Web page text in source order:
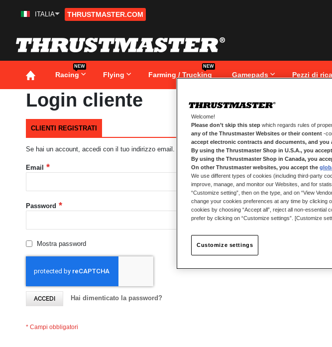
Salta
ITALIA THRUSTMASTER.COM
Racing
NEW
Flying Farming / Trucking
NEW
Gamepads Pezzi di
Login cliente
CLIENTI REGISTRATI
Se hai un account, accedi con il tuo indirizzo email.
Email
Password
Mostra password
ACCEDI Hai dimenticato la password?
Welcome!
Please don’t skip this step which regards rules of
any of the Thrustmaster Websites or their content -
accept electronic contracts and documents, and you
By using the Thrustmaster Shop in U.S.A., you
By using the Thrustmaster Shop in Canada, you
On other Thrustmaster websites, you accept the
We use different types of cookies (including third-party
improve, manage, and monitor our Websites, and for
“Customize setting”, then on the type, and on “View
change your cookies preferences at any time by clicking
cookies by choosing “Accept all”, reject all non-essential
prefer by clicking on “Customize settings”. [Customize
Customize settings